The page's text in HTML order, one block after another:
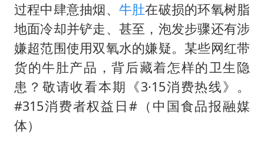
女子利用漏洞0元薅走3000多件家电
东方甄选被判赔偿江小白30万元
奋进开新局 实干挑大梁
过程中肆意抽烟、 牛肚在破损的环氧树脂
地面冷却并铲走、甚至，泡发步骤还有涉
嫌超范围使用双氧水的嫌疑。某些网红带
货的牛肚产品，背后藏着怎样的卫生隐
患？敬请收看本期《3·15消费热线》。
#315消费者权益日#（中国食品报融媒
体）